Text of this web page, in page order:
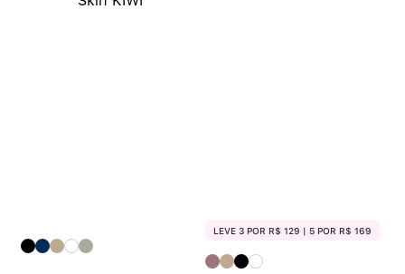
LEVE 3 POR R$ 129 | 5 POR R$ 169